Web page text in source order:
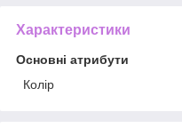
Характеристики
Основні атрибути
Колір